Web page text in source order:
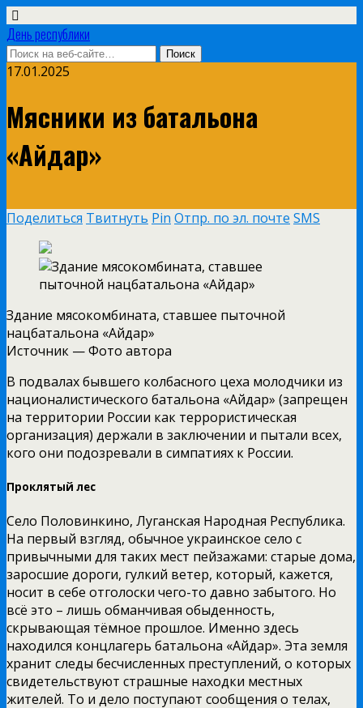
День республики
17.01.2025
Мясники из батальона
«Айдар»
Поделиться Твитнуть Pin Отпр. по эл. почте SMS
Здание мясокомбината, ставшее пыточной
нацбатальона «Айдар»
Источник —Фото автора
В подвалах бывшего колбасного цеха молодчики из
националистического батальона «Айдар» (запрещен
на территории России как террористическая
организация) держали в заключении и пытали всех,
кого они подозревали в симпатиях к России.
Проклятый лес
Село Половинкино, Луганская Народная Республика.
На первый взгляд, обычное украинское село с
привычными для таких мест пейзажами: старые дома,
заросшие дороги, гулкий ветер, который, кажется,
носит в себе отголоски чего-то давно забытого. Но
всё это – лишь обманчивая обыденность,
скрывающая тёмное прошлое. Именно здесь
находился концлагерь батальона «Айдар». Эта земля
хранит следы бесчисленных преступлений, о которых
свидетельствуют страшные находки местных
жителей. То и дело поступают сообщения о телах,